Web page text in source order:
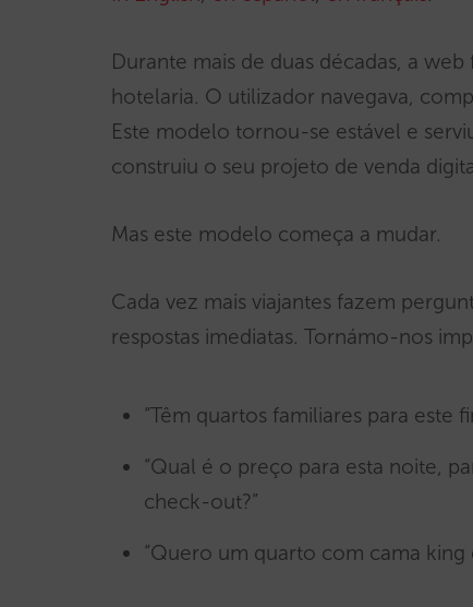
Durante mais de duas décadas, a
hotelaria. O utilizador navegava,
Este modelo tornou-se estável e
construiu o seu projeto de venda
Mas este modelo começa a mudar.
Cada vez mais viajantes fazem
respostas imediatas. Tornámo-nos
“Têm quartos familiares para este
“Qual é o preço para esta noite,
check-out?”
“Quero um quarto com cama king